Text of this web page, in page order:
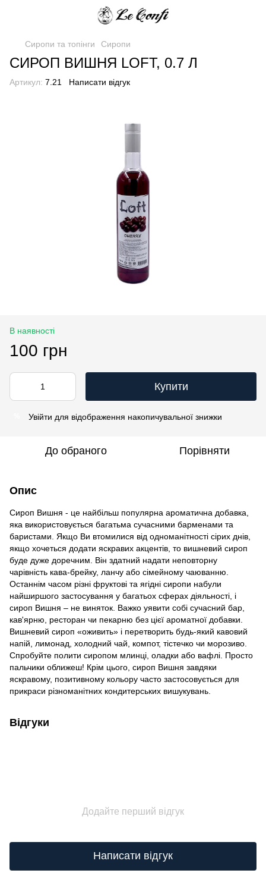
Сиропи та топінги Сиропи
СИРОП ВИШНЯ LOFT, 0.7 Л
Артикул: 7.21 Написати відгук
В наявності
100 грн
Купити
Увійти для відображення накопичувальної знижки
До обраного Порівняти
Опис
Сироп Вишня - це найбільш популярна ароматична добавка,
яка використовується багатьма сучасними барменами та
баристами. Якщо Ви втомилися від одноманітності сірих днів,
якщо хочеться додати яскравих акцентів, то вишневий сироп
буде дуже доречним. Він здатний надати неповторну
чарівність кава-брейку, ланчу або сімейному чаюванню.
Останнім часом різні фруктові та ягідні сиропи набули
найширшого застосування у багатьох сферах діяльності, і
сироп Вишня – не виняток. Важко уявити собі сучасний бар,
кав'ярню, ресторан чи пекарню без цієї ароматної добавки.
Вишневий сироп «оживить» і перетворить будь-який кавовий
напій, лимонад, холодний чай, компот, тістечко чи морозиво.
Спробуйте полити сиропом млинці, оладки або вафлі. Просто
пальчики оближеш! Крім цього, сироп Вишня завдяки
яскравому, позитивному кольору часто застосовується для
прикраси різноманітних кондитерських вишукувань.
Відгуки
Додайте перший відгук
Написати відгук